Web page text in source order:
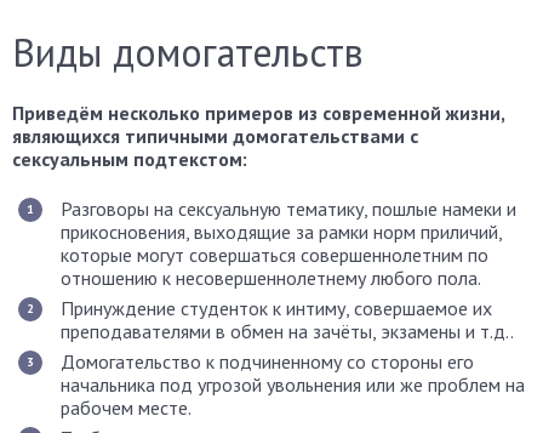
Виды домогательств
Приведём несколько примеров из современной жизни,
являющихся типичными домогательствами с
сексуальным подтекстом:
Разговоры на сексуальную тематику, пошлые намеки и
прикосновения, выходящие за рамки норм приличий,
которые могут совершаться совершеннолетним по
отношению к несовершеннолетнему любого пола.
Принуждение студенток к интиму, совершаемое их
преподавателями в обмен на зачёты, экзамены и т.д..
Домогательство к подчиненному со стороны его
начальника под угрозой увольнения или же проблем на
рабочем месте.